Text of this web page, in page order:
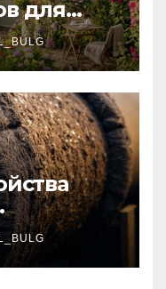
для